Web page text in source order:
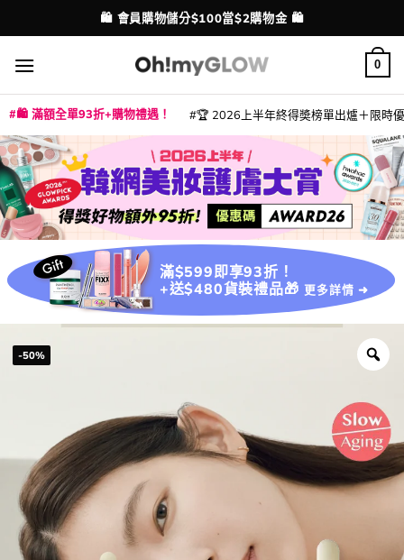
to
content
配送港澳
💳 支援消費券、FPS、八達通、PAYME、信用卡付款
0
🛍️ 滿額全單93折+購物禮遇！ 🏆 2026上半年終得奬榜單出爐＋限時
滿$599即享93折！
+送$480貨裝禮品🎁 更多詳情 ➜
-50%